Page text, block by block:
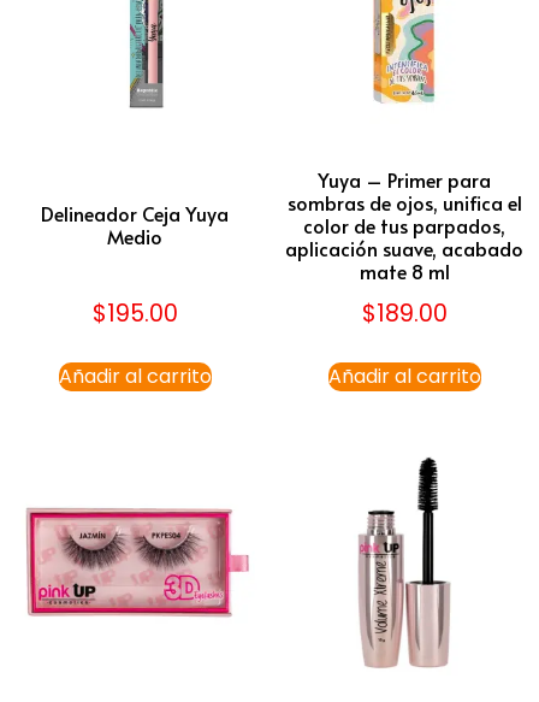
Delineador Ceja Yuya
Medio
$195.00
Añadir al carrito
Yuya – Primer para
sombras de ojos, unifica el
color de tus parpados,
aplicación suave, acabado
mate 8 ml
$189.00
Añadir al carrito